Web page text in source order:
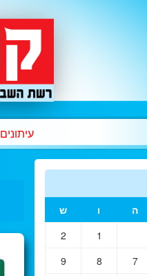
עיתונים
ה ו
ש
1
2
7
8
9